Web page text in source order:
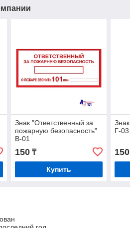
Знак "Ответственный за
пожарную безопасность"
B-01
150₸
Купить
Г-03
150